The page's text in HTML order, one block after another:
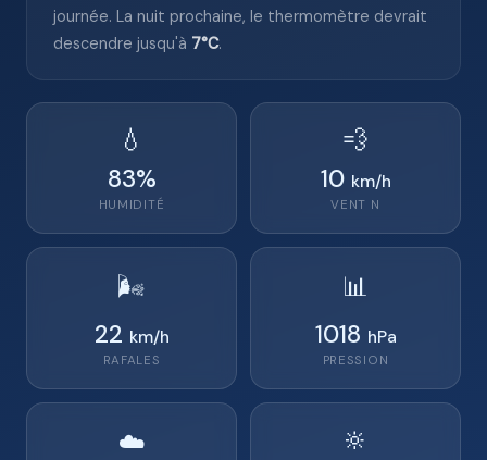
journée. La nuit prochaine, le thermomètre devrait
descendre jusqu'à 7°C.
💧
83%
HUMIDITÉ
💨
10 km/h
VENT N
🌬️
22 km/h
RAFALES
📊
1018 hPa
PRESSION
☁️ 🔆